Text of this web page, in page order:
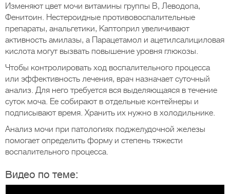
Изменяют цвет мочи витамины группы В, Леводопа,
Фенитоин. Нестероидные противовоспалительные
препараты, анальгетики, Каптоприл увеличивают
активность амилазы, а Парацетамол и ацетилсалициловая
кислота могут вызвать повышение уровня глюкозы.
Чтобы контролировать ход воспалительного процесса
или эффективность лечения, врач назначает суточный
анализ. Для него требуется вся выделяющаяся в течение
суток моча. Ее собирают в отдельные контейнеры и
подписывают время. Хранить их нужно в холодильнике.
Анализ мочи при патологиях поджелудочной железы
помогает определить форму и степень тяжести
воспалительного процесса.
Видео по теме: